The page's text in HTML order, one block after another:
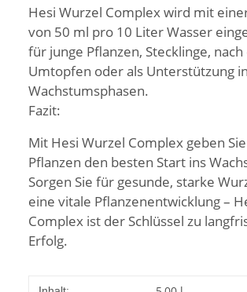
Hesi Wurzel Complex wird mit
von 50 ml pro 10 Liter Wasser
für junge Pflanzen, Stecklinge,
Umtopfen oder als Unterstützung
Wachstumsphasen.
Fazit:
Mit Hesi Wurzel Complex geben
Pflanzen den besten Start ins
Sorgen Sie für gesunde, starke
eine vitale Pflanzenentwicklung –
Complex ist der Schlüssel zu
Erfolg.